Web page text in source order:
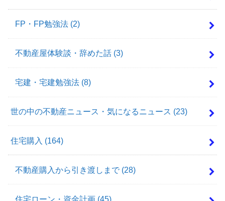
FP・FP勉強法 (2)
不動産屋体験談・辞めた話 (3)
宅建・宅建勉強法 (8)
世の中の不動産ニュース・気になるニュース (23)
住宅購入 (164)
不動産購入から引き渡しまで (28)
住宅ローン・資金計画 (45)